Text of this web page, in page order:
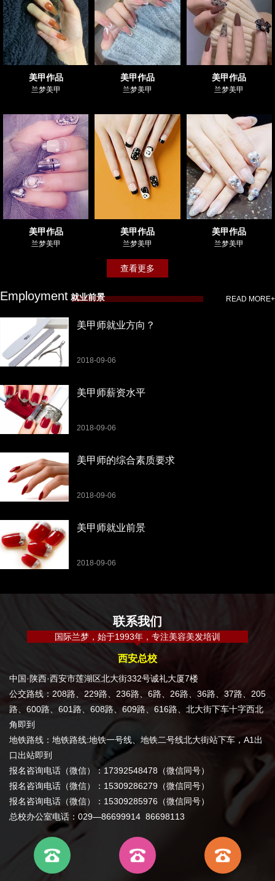
美甲作品
兰梦美甲
美甲作品
兰梦美甲
美甲作品
兰梦美甲
美甲作品
兰梦美甲
美甲作品
兰梦美甲
美甲作品
兰梦美甲
查看更多
READ MORE+
Employment 就业前景
美甲师就业方向？
2018-09-06
美甲师薪资水平
2018-09-06
美甲师的综合素质要求
2018-09-06
美甲师就业前景
2018-09-06
联系我们
国际兰梦，始于1993年，专注美容美发培训
西安总校
中国·陕西·西安市莲湖区北大街332号诚礼大厦7楼
公交路线：208路、229路、236路、6路、26路、36路、37路、205
路、600路、601路、608路、609路、616路、北大街下车十字西北
角即到
地铁路线：地铁路线:地铁一号线、地铁二号线北大街站下车，A1出
口出站即到
报名咨询电话（微信）：17392548478（微信同号）
报名咨询电话（微信）：15309286279（微信同号）
报名咨询电话（微信）：15309285976（微信同号）
总校办公室电话：029—86699914 86698113